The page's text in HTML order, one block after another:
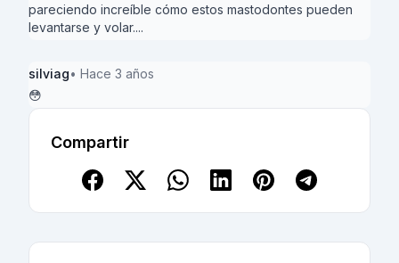
pareciendo increíble cómo estos mastodontes pueden
levantarse y volar....
silviag• Hace 3 años
😳
Compartir